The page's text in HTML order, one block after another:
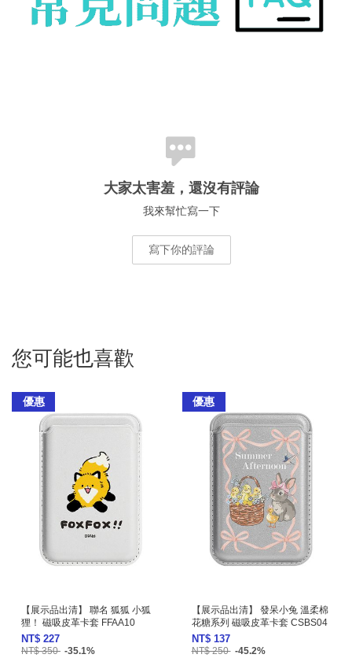
大家太害羞，還沒有評論
我來幫忙寫一下
寫下你的評論
您可能也喜歡
優惠
【展示品出清】 聯名 狐狐 小狐
狸！ 磁吸皮革卡套 FFAA10
NT$ 227
NT$ 350 -35.1%
優惠
【展示品出清】 發呆小兔 溫柔棉
花糖系列 磁吸皮革卡套 CSBS04
NT$ 137
NT$ 250 -45.2%